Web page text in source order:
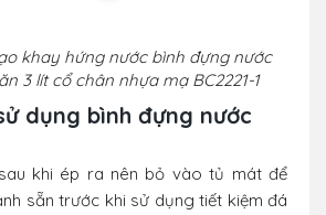
khay hứng nước bình đựng nước
3 lít cổ chân nhựa mạ BC2221-1
dụng bình đựng nước
khi ép ra nên bỏ vào tủ mát để
sẵn trước khi sử dụng tiết kiệm đá